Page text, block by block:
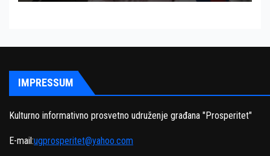
IMPRESSUM
Kulturno informativno prosvetno udruženje građana "Prosperitet"
E-mail:ugprosperitet@yahoo.com